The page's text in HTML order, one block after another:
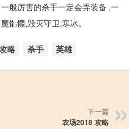
般厉害的杀手一定会弄装备 ,一
骷髅,毁灭守卫,寒冰。
略 杀手 英雄
下一篇
农场2018 攻略